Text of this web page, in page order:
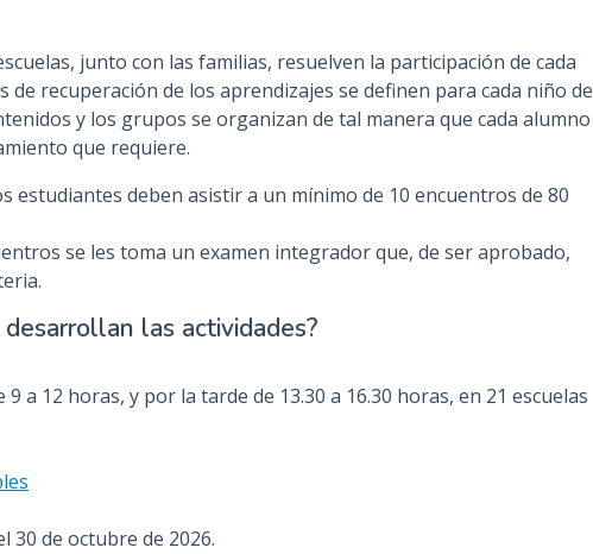
junto con las familias, resuelven la participación de cada
de recuperación de los aprendizajes se definen para cada niño de
y los grupos se organizan de tal manera que cada alumno
que requiere.
estudiantes deben asistir a un mínimo de 10 encuentros de 80
se les toma un examen integrador que, de ser aprobado,
las actividades?
a 12 horas, y por la tarde de 13.30 a 16.30 horas, en 21 escuelas
30 de octubre de 2026.